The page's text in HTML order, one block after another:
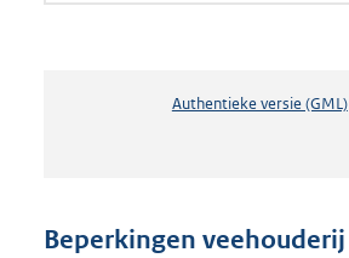
Authentieke versie (GML)b
Beperkingen veehouderij